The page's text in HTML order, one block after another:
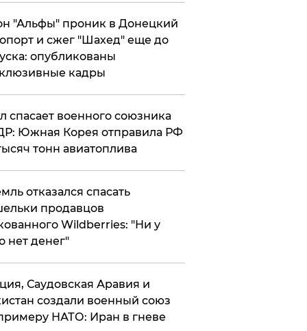
"Альфы" проник в Донецкий
и сжег "Шахед" еще до
опубликованы
кадры
спасает военного союзника
Южная Корея отправила РФ
тонн авиатоплива
отказался спасать
продавцов
Wildberries: "Ни у
нет денег"
Саудовская Аравия и
создали военный союз
НАТО: Иран в гневе